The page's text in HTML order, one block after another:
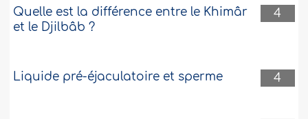
4
Quelle est la différence entre le Khimâr
et le Djilbâb ?
4
Liquide pré-éjaculatoire et sperme